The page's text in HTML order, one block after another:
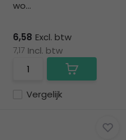
wo...
Vergelijk
6,58 Excl. btw
7,17 Incl. btw